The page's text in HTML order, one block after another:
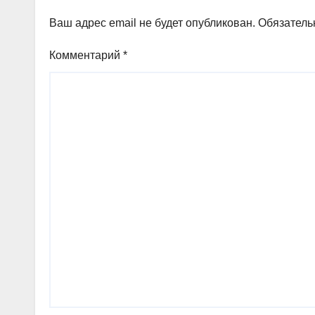
Ваш адрес email не будет опубликован.
Комментарий *